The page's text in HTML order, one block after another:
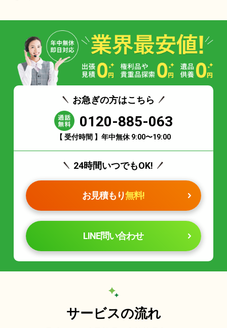
お急ぎの方はこちら
0120-885-063
【 受付時間 】年中無休 9:00〜19:00
24時間いつでもOK!
お見積もり無料!
LINE問い合わせ
サービスの流れ